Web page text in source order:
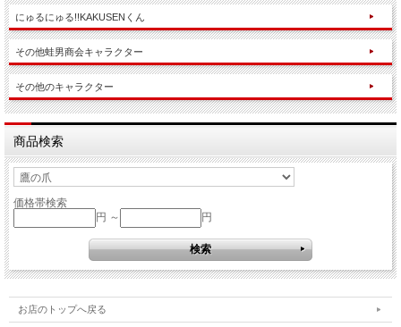
にゅるにゅる!!KAKUSENくん
その他蛙男商会キャラクター
その他のキャラクター
商品検索
価格帯検索
円 ～
円
お店のトップへ戻る